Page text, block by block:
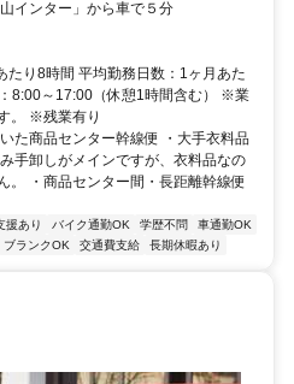
インター」から車で５分
たり8時間 平均勤務日数：1ヶ月あた
8:00～17:00（休憩1時間含む） ※業
。 ※残業有り
た商品センター幹線便 ・大手衣料品
手卸しがメインですが、衣料品なの
。 ・商品センター間・長距離幹線便
援あり バイク通勤OK 学歴不問
車通勤OK
ブランクOK 交通費支給 長期休暇あり